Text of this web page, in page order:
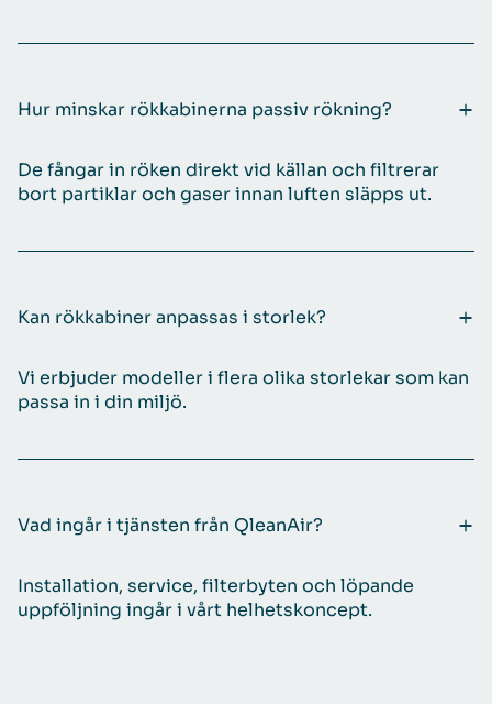
Hur minskar rökkabinerna passiv rökning?
De fångar in röken direkt vid källan och filtrerar
bort partiklar och gaser innan luften släpps ut.
Kan rökkabiner anpassas i storlek?
Vi erbjuder modeller i flera olika storlekar som kan
passa in i din miljö.
Vad ingår i tjänsten från QleanAir?
Installation, service, filterbyten och löpande
uppföljning ingår i vårt helhetskoncept.